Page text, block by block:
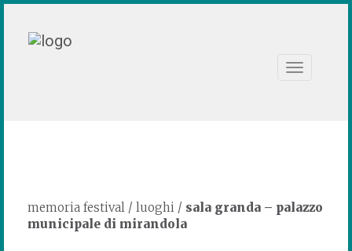
Toggle
memoria festival / luoghi / sala granda – palazzo
municipale di mirandola